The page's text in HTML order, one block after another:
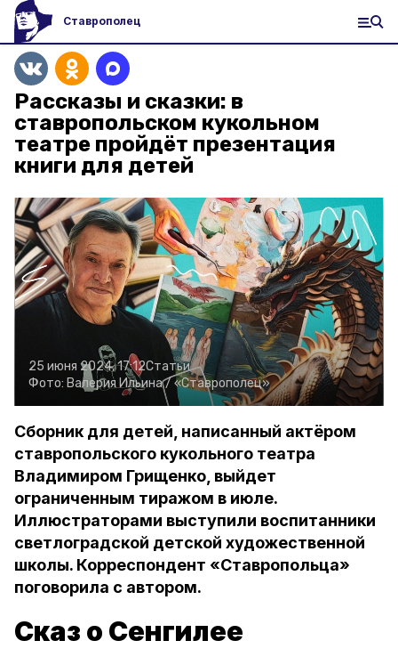
Ставрополец
Рассказы и сказки: в
ставропольском кукольном
театре пройдёт презентация
книги для детей
25 июня 2024, 17:12Статьи
Фото: Валерия Ильина /«Ставрополец»
Сборник для детей, написанный актёром
ставропольского кукольного театра
Владимиром Грищенко, выйдет
ограниченным тиражом в июле.
Иллюстраторами выступили воспитанники
светлоградской детской художественной
школы. Корреспондент «Ставропольца»
поговорила с автором.
Сказ о Сенгилее